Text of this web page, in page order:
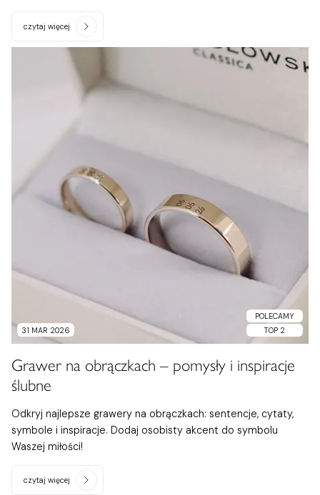
czytaj więcej
31 MAR 2026
POLECAMY
TOP 2
Grawer na obrączkach – pomysły i inspiracje
ślubne
Odkryj najlepsze grawery na obrączkach: sentencje, cytaty,
symbole i inspiracje. Dodaj osobisty akcent do symbolu
Waszej miłości!
czytaj więcej